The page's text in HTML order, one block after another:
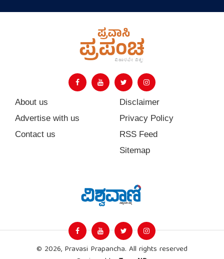
About us
Advertise with us
Contact us
Disclaimer
Privacy Policy
RSS Feed
Sitemap
© 2026, Pravasi Prapancha. All rights reserved